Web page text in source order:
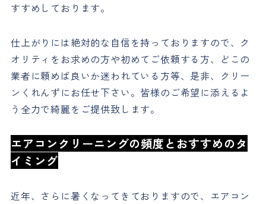
すすめしております。
仕上がりには絶対的な自信を持っておりますので、ク
オリティをお求めの方や初めてご依頼する方、どこの
業者に頼めば良いか迷われている方等、是非、クリー
ンくれんずにお任せ下さい。皆様のご希望に添えるよ
う全力で綺麗をご提供致します。
エアコンクリーニングの頻度とおすすめのタ
イミング
近年、さらに暑くなってきておりますので、エアコン